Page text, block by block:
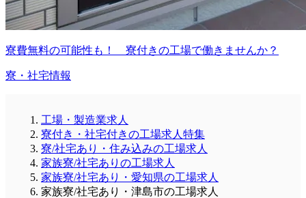
寮費無料の可能性も！ 寮付きの工場で働きませんか？
寮・社宅情報
工場・製造業求人
寮付き・社宅付きの工場求人特集
寮/社宅あり・住み込みの工場求人
家族寮/社宅ありの工場求人
家族寮/社宅あり・愛知県の工場求人
家族寮/社宅あり・津島市の工場求人